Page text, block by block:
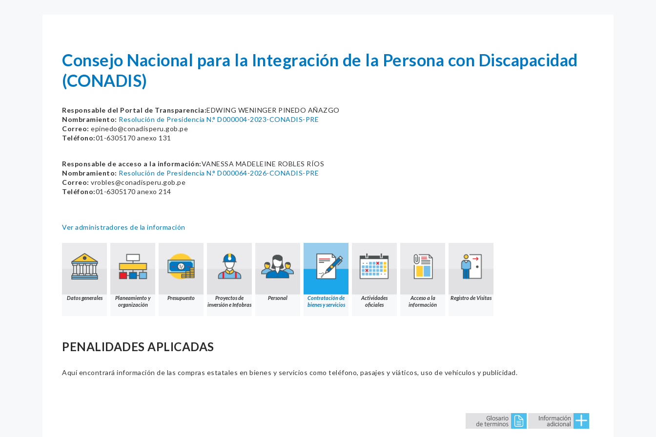
Consejo Nacional para la Integración de la Persona con Discapacidad
(CONADIS)
Responsable del Portal de Transparencia:EDWING WENINGER PINEDO AÑAZGO
Nombramiento: Resolución de Presidencia N.° D000004-2023-CONADIS-PRE
Correo: epinedo@conadisperu.gob.pe
Teléfono:01-6305170 anexo 131
Responsable de acceso a la información:VANESSA MADELEINE ROBLES RÍOS
Nombramiento: Resolución de Presidencia N.° D000064-2026-CONADIS-PRE
Correo: vrobles@conadisperu.gob.pe
Teléfono:01-6305170 anexo 214
Ver administradores de la información
Datos generales
Planeamiento y
organización
Presupuesto
Proyectos de
inversión e Infobras
Personal
Contratación de
bienes y servicios
Actividades
oficiales
Acceso a la
información
Registro de Visitas
PENALIDADES APLICADAS
Aquí encontrará información de las compras estatales en bienes y servicios como teléfono, pasajes y viáticos, uso de vehículos y publicidad.